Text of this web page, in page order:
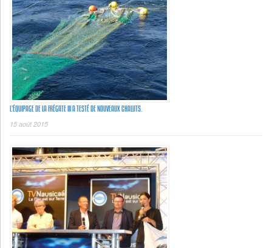
L’ÉQUIPAGE DE LA FRÉGATE III A TESTÉ DE NOUVEAUX CHALUTS.
15 août 2015